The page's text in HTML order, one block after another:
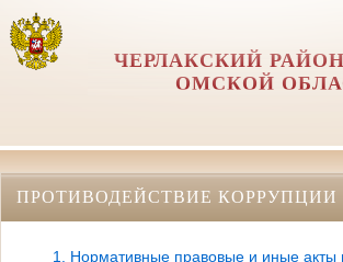
ЧЕРЛАКСКИЙ
ОМСКОЙ
ПРОТИВОДЕЙСТВИЕ КОРРУПЦИИ
1. Нормативные правовые и иные акты